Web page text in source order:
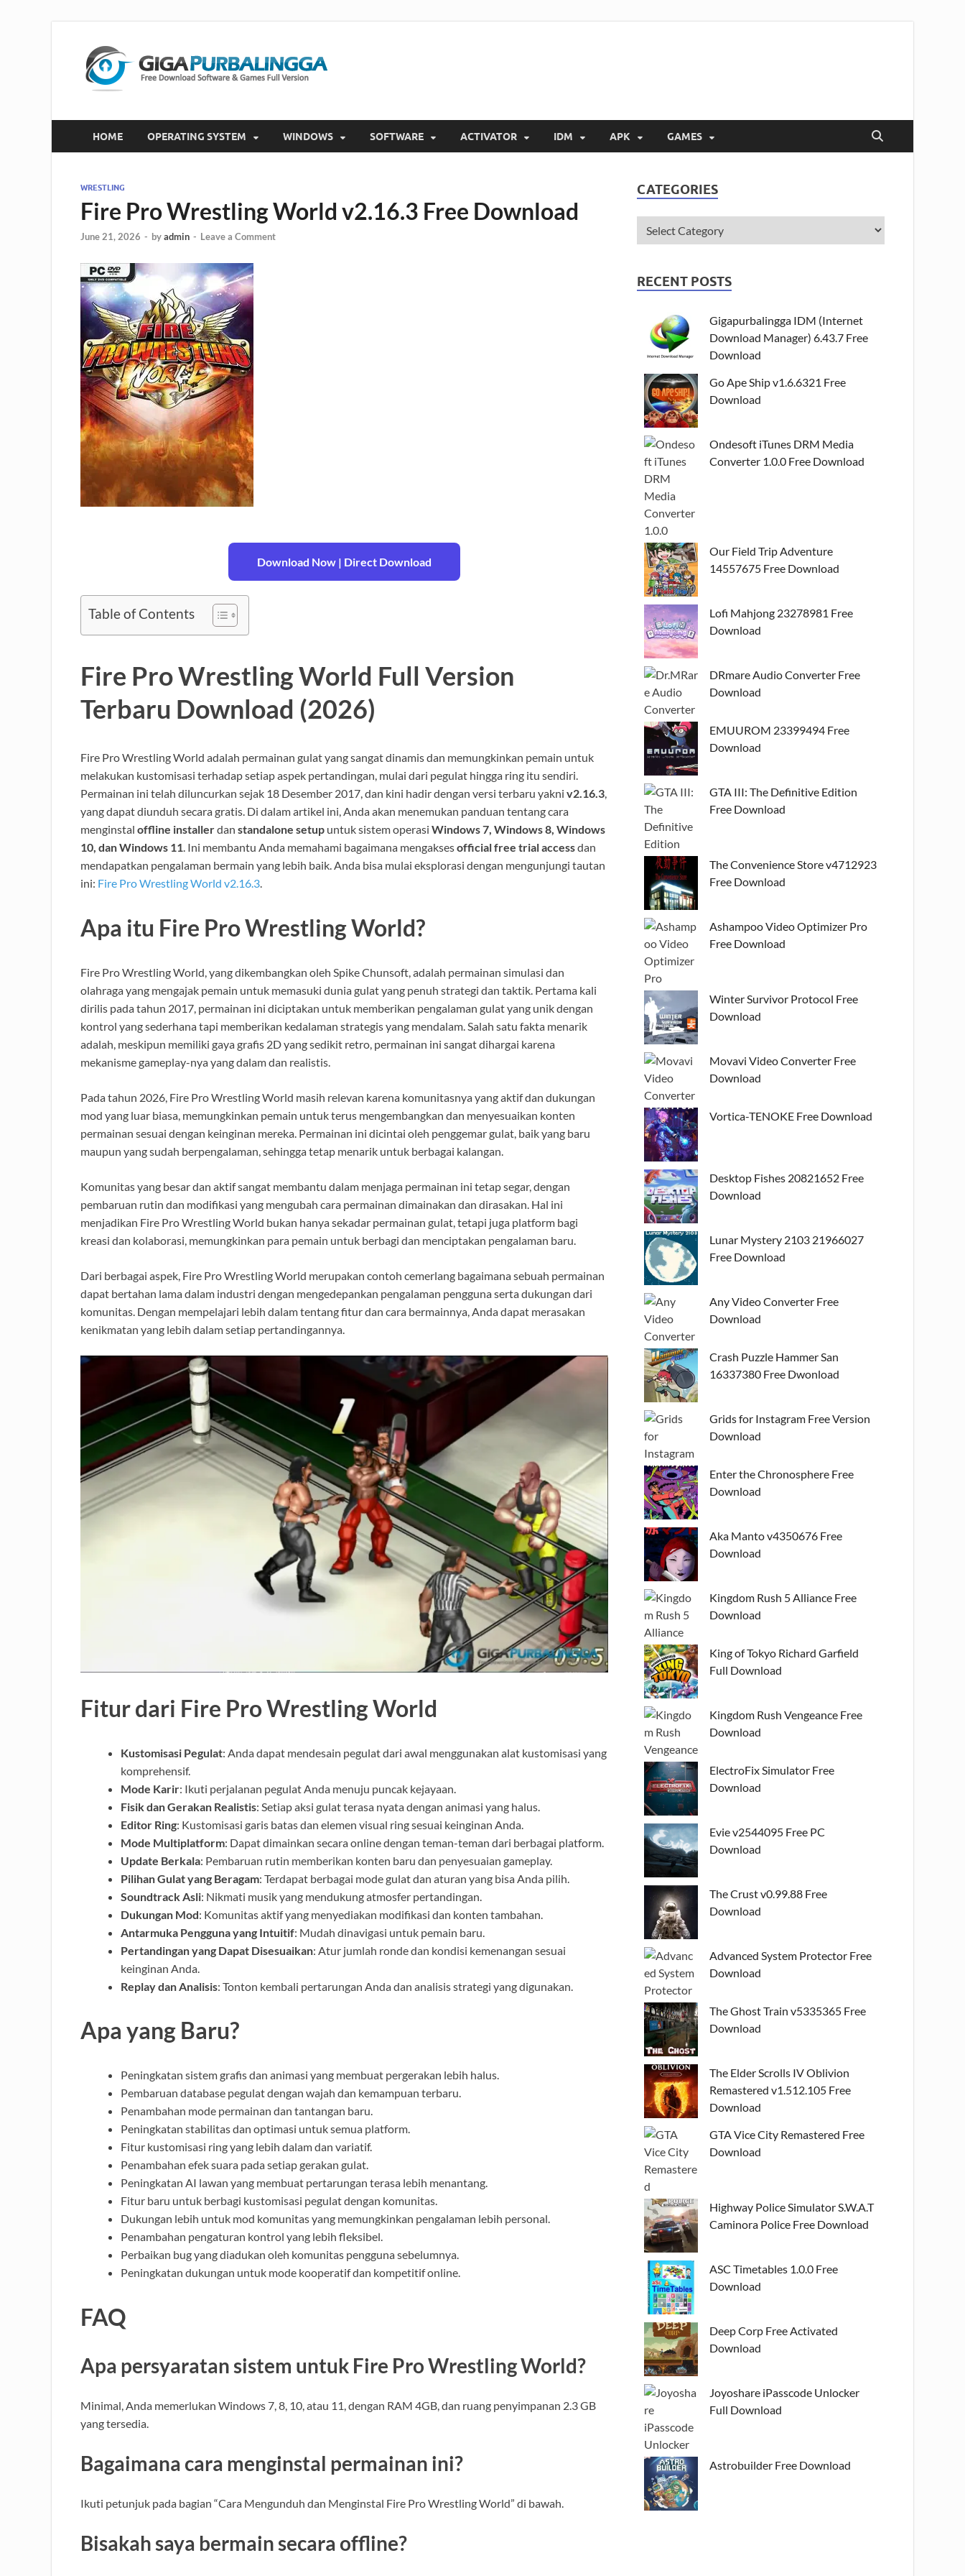
HOME OPERATING SYSTEM WINDOWS SOFTWARE ACTIVATOR IDM APK GAMES
WRESTLING
Fire Pro Wrestling World v2.16.3 Free Download
June 21, 2026 - byadmin - Leave a Comment
Download Now | Direct Download
Table of Contents
Fire Pro Wrestling World Full Version
Terbaru Download (2026)
Fire Pro Wrestling World adalah permainan gulat yang sangat dinamis dan memungkinkan pemain untuk
melakukan kustomisasi terhadap setiap aspek pertandingan, mulai dari pegulat hingga ring itu sendiri.
Permainan ini telah diluncurkan sejak 18 Desember 2017, dan kini hadir dengan versi terbaru yakni v2.16.3,
yang dapat diunduh secara gratis. Di dalam artikel ini, Anda akan menemukan panduan tentang cara
menginstal offline installerdan standalone setup untuk sistem operasi Windows 7, Windows 8, Windows
10, dan Windows 11. Ini membantu Anda memahami bagaimana mengaksesofficial free trial accessdan
mendapatkan pengalaman bermain yang lebih baik. Anda bisa mulai eksplorasi dengan mengunjungi tautan
ini: Fire Pro Wrestling World v2.16.3.
Apa itu Fire Pro Wrestling World?
Fire Pro Wrestling World, yang dikembangkan oleh Spike Chunsoft, adalah permainan simulasi dan
olahraga yang mengajak pemain untuk memasuki dunia gulat yang penuh strategi dan taktik. Pertama kali
dirilis pada tahun 2017, permainan ini diciptakan untuk memberikan pengalaman gulat yang unik dengan
kontrol yang sederhana tapi memberikan kedalaman strategis yang mendalam. Salah satu fakta menarik
adalah, meskipun memiliki gaya grafis 2D yang sedikit retro, permainan ini sangat dihargai karena
mekanisme gameplay-nya yang dalam dan realistis.
Pada tahun 2026, Fire Pro Wrestling World masih relevan karena komunitasnya yang aktif dan dukungan
mod yang luar biasa, memungkinkan pemain untuk terus mengembangkan dan menyesuaikan konten
permainan sesuai dengan keinginan mereka. Permainan ini dicintai oleh penggemar gulat, baik yang baru
maupun yang sudah berpengalaman, sehingga tetap menarik untuk berbagai kalangan.
Komunitas yang besar dan aktif sangat membantu dalam menjaga permainan ini tetap segar, dengan
pembaruan rutin dan modifikasi yang mengubah cara permainan dimainakan dan dirasakan. Hal ini
menjadikan Fire Pro Wrestling World bukan hanya sekadar permainan gulat, tetapi juga platform bagi
kreasi dan kolaborasi, memungkinkan para pemain untuk berbagi dan menciptakan pengalaman baru.
Dari berbagai aspek, Fire Pro Wrestling World merupakan contoh cemerlang bagaimana sebuah permainan
dapat bertahan lama dalam industri dengan mengedepankan pengalaman pengguna serta dukungan dari
komunitas. Dengan mempelajari lebih dalam tentang fitur dan cara bermainnya, Anda dapat merasakan
kenikmatan yang lebih dalam setiap pertandingannya.
Fitur dari Fire Pro Wrestling World
Kustomisasi Pegulat: Anda dapat mendesain pegulat dari awal menggunakan alat kustomisasi yang
komprehensif.
Mode Karir: Ikuti perjalanan pegulat Anda menuju puncak kejayaan.
Fisik dan Gerakan Realistis: Setiap aksi gulat terasa nyata dengan animasi yang halus.
Editor Ring: Kustomisasi garis batas dan elemen visual ring sesuai keinginan Anda.
Mode Multiplatform: Dapat dimainkan secara online dengan teman-teman dari berbagai platform.
Update Berkala: Pembaruan rutin memberikan konten baru dan penyesuaian gameplay.
Pilihan Gulat yang Beragam: Terdapat berbagai mode gulat dan aturan yang bisa Anda pilih.
Soundtrack Asli: Nikmati musik yang mendukung atmosfer pertandingan.
Dukungan Mod: Komunitas aktif yang menyediakan modifikasi dan konten tambahan.
Antarmuka Pengguna yang Intuitif: Mudah dinavigasi untuk pemain baru.
Pertandingan yang Dapat Disesuaikan: Atur jumlah ronde dan kondisi kemenangan sesuai
keinginan Anda.
Replay dan Analisis: Tonton kembali pertarungan Anda dan analisis strategi yang digunakan.
Apa yang Baru?
Peningkatan sistem grafis dan animasi yang membuat pergerakan lebih halus.
Pembaruan database pegulat dengan wajah dan kemampuan terbaru.
Penambahan mode permainan dan tantangan baru.
Peningkatan stabilitas dan optimasi untuk semua platform.
Fitur kustomisasi ring yang lebih dalam dan variatif.
Penambahan efek suara pada setiap gerakan gulat.
Peningkatan AI lawan yang membuat pertarungan terasa lebih menantang.
Fitur baru untuk berbagi kustomisasi pegulat dengan komunitas.
Dukungan lebih untuk mod komunitas yang memungkinkan pengalaman lebih personal.
Penambahan pengaturan kontrol yang lebih fleksibel.
Perbaikan bug yang diadukan oleh komunitas pengguna sebelumnya.
Peningkatan dukungan untuk mode kooperatif dan kompetitif online.
FAQ
Apa persyaratan sistem untuk Fire Pro Wrestling World?
Minimal, Anda memerlukan Windows 7, 8, 10, atau 11, dengan RAM 4GB, dan ruang penyimpanan 2.3 GB
yang tersedia.
Bagaimana cara menginstal permainan ini?
Ikuti petunjuk pada bagian “Cara Mengunduh dan Menginstal Fire Pro Wrestling World” di bawah.
Bisakah saya bermain secara offline?
CATEGORIES
RECENT POSTS
Gigapurbalingga IDM (Internet
Download Manager) 6.43.7 Free
Download
Go Ape Ship v1.6.6321 Free
Download
Ondesoft iTunes DRM Media
Converter 1.0.0 Free Download
Our Field Trip Adventure
14557675 Free Download
Lofi Mahjong 23278981 Free
Download
DRmare Audio Converter Free
Download
EMUUROM 23399494 Free
Download
GTA III: The Definitive Edition
Free Download
The Convenience Store v4712923
Free Download
Ashampoo Video Optimizer Pro
Free Download
Winter Survivor Protocol Free
Download
Movavi Video Converter Free
Download
Vortica-TENOKE Free Download
Desktop Fishes 20821652 Free
Download
Lunar Mystery 2103 21966027
Free Download
Any Video Converter Free
Download
Crash Puzzle Hammer San
16337380 Free Dwonload
Grids for Instagram Free Version
Download
Enter the Chronosphere Free
Download
Aka Manto v4350676 Free
Download
Kingdom Rush 5 Alliance Free
Download
King of Tokyo Richard Garfield
Full Download
Kingdom Rush Vengeance Free
Download
ElectroFix Simulator Free
Download
Evie v2544095 Free PC
Download
The Crust v0.99.88 Free
Download
Advanced System Protector Free
Download
The Ghost Train v5335365 Free
Download
The Elder Scrolls IV Oblivion
Remastered v1.512.105 Free
Download
GTA Vice City Remastered Free
Download
Highway Police Simulator S.W.A.T
Caminora Police Free Download
ASC Timetables 1.0.0 Free
Download
Deep Corp Free Activated
Download
Joyoshare iPasscode Unlocker
Full Download
Astrobuilder Free Download